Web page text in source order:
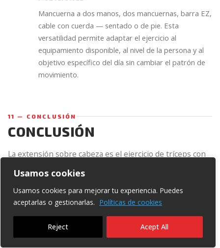
Usamos cookies
Usamos cookies para mejorar tu experiencia. Puedes
aceptarlas o gestionarlas. Políticas de cookies
Reject Acept All
Mancuerna a dos manos, dos mancuernas, barra EZ,
cable con cuerda — sentado o de pie. Esta
versatilidad permite adaptar el ejercicio al
equipamiento disponible, al nivel de la persona y al
objetivo específico del día sin cambiar el patrón de
movimiento.
11 — CONCLUSIÓN
CONCLUSIÓN
La extensión sobre cabeza es el ejercicio de tríceps con
el mayor estiramiento posible de la cabeza larga — el
más voluminoso del tríceps. Su capacidad de colocar la
cabeza larga en su longitud máxima absoluta antes de
cada repetición la convierte en una herramienta
imprescindible en cualquier programa serio de tríceps.